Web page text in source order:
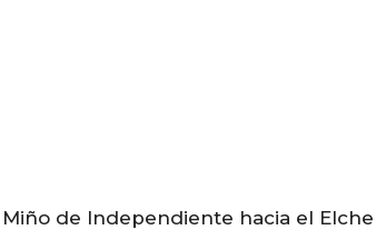
de Independiente hacia el Elche